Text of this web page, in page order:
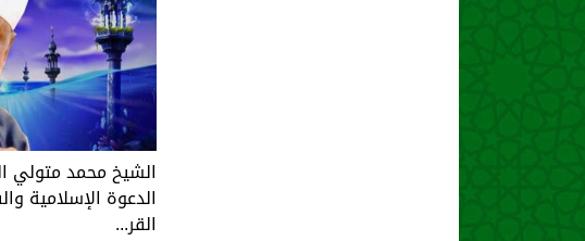
الشيخ محمد متولي
الدعوة الإسلامية
القر...